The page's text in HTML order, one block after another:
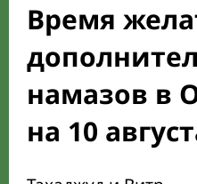
Время
намазов в
на 10